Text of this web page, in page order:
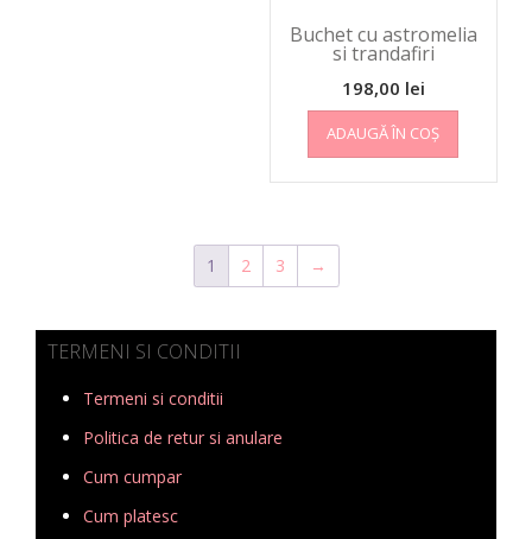
Buchet cu astromelia
si trandafiri
198,00 lei
ADAUGĂ ÎN COȘ
1 2 3 →
TERMENI SI CONDITII
Termeni si conditii
Politica de retur si anulare
Cum cumpar
Cum platesc